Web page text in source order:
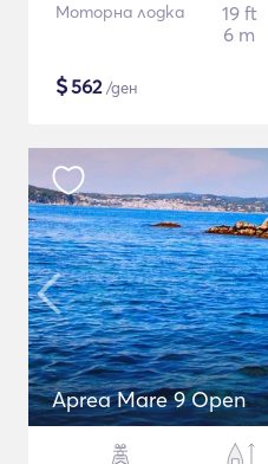
Моторна лодка
19 ft
6 m
$562/ден
Aprea Mare 9 Open